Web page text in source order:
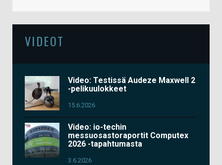
VIDEOT
Video: Testissä Audeze Maxwell 2
-pelikuulokkeet
15.6.2026
Video: io-techin
messuosastoraportit Computex
2026 -tapahtumasta
3.6.2026